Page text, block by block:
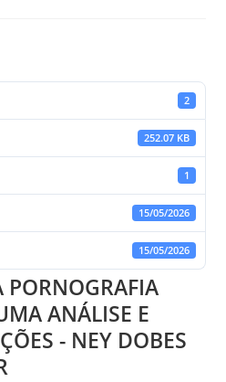
2
252.07 KB
1
15/05/2026
15/05/2026
ANÁLISE E
- NEY DOBES